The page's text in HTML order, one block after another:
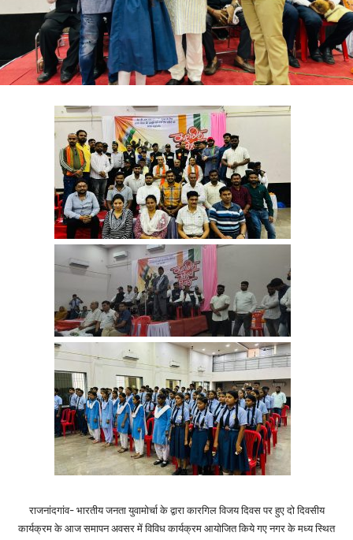
राजनांदगांव- भारतीय जनता युवामोर्चा के द्वारा कारगिल विजय दिवस पर हुए दो दिवसीय
कार्यक्रम के आज समापन अवसर में विविध कार्यक्रम आयोजित किये गए नगर के मध्य स्थित